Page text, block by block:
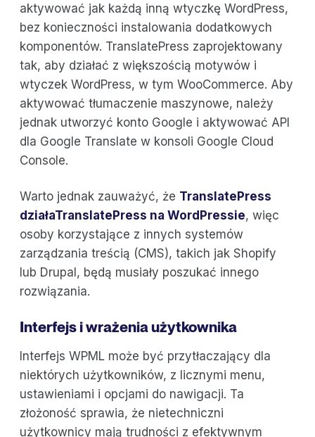
aktywować jak każdą inną wtyczkę WordPress,
bez konieczności instalowania dodatkowych
komponentów. TranslatePress zaprojektowany
tak, aby działać z większością motywów i
wtyczek WordPress, w tym WooCommerce. Aby
aktywować tłumaczenie maszynowe, należy
jednak utworzyć konto Google i aktywować API
dla Google Translate w konsoli Google Cloud
Console.
Warto jednak zauważyć, że TranslatePress
działaTranslatePress na WordPressie, więc
osoby korzystające z innych systemów
zarządzania treścią (CMS), takich jak Shopify
lub Drupal, będą musiały poszukać innego
rozwiązania.
Interfejs i wrażenia użytkownika
Interfejs WPML może być przytłaczający dla
niektórych użytkowników, z licznymi menu,
ustawieniami i opcjami do nawigacji. Ta
złożoność sprawia, że nietechniczni
użytkownicy mają trudności z efektywnym